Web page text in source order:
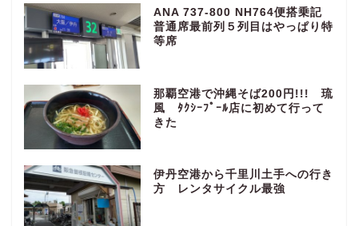
ANA 737-800 NH764便搭乗記
普通席最前列５列目はやっぱり特
等席
那覇空港で沖縄そば200円!!! 琉
風 ﾀｸｼｰﾌﾟｰﾙ店に初めて行って
きた
伊丹空港から千里川土手への行き
方 レンタサイクル最強